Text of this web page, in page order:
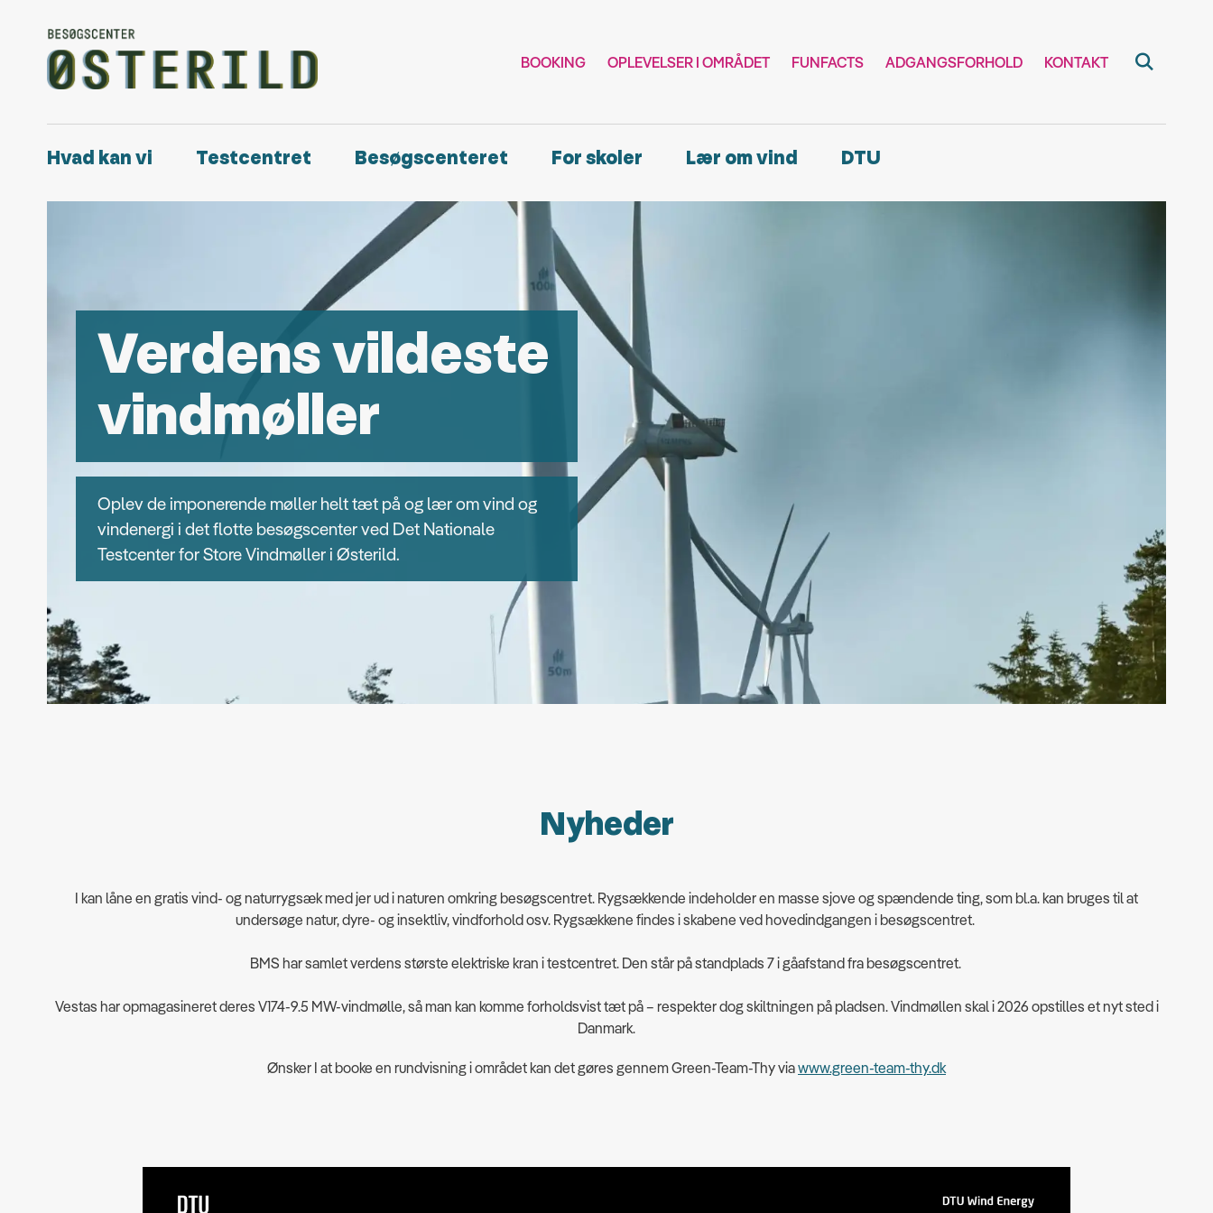
BOOKING OPLEVELSER I OMRÅDET FUNFACTS ADGANGSFORHOLD KONTAKT
Hvad kan vi Testcentret Besøgscenteret For skoler Lær om vind DTU
Verdens vildeste
vindmøller
Oplev de imponerende møller helt tæt på og lær om vind og
vindenergi i det flotte besøgscenter ved Det Nationale
Testcenter for Store Vindmøller i Østerild.
Nyheder
I kan låne en gratis vind- og naturrygsækmed jer ud i naturen omkring besøgscentret. Rygsækkende indeholder en masse sjove og spændende ting, som bl.a. kan bruges til at
undersøge natur, dyre- og insektliv, vindforhold osv. Rygsækkene findes i skabene ved hovedindgangen i besøgscentret.
BMS har samlet verdens største elektriske kran i testcentret. Den står på standplads 7 i gåafstand fra besøgscentret.
Vestas har opmagasineret deres V174-9.5 MW-vindmølle, så man kan komme forholdsvist tæt på – respekter dog skiltningen på pladsen. Vindmøllen skal i 2026 opstilles et nyt sted i
Danmark.
Ønsker I at booke en rundvisning i området kan det gøres gennem Green-Team-Thy viawww.green-team-thy.dk